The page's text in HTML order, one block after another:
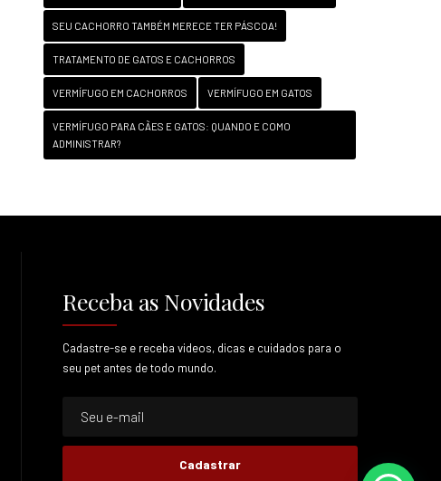
SEU CACHORRO TAMBÉM MERECE TER PÁSCOA!
TRATAMENTO DE GATOS E CACHORROS
VERMÍFUGO EM CACHORROS VERMÍFUGO EM GATOS
VERMÍFUGO PARA CÃES E GATOS: QUANDO E COMO
ADMINISTRAR?
Receba as Novidades
Cadastre-se e receba videos, dicas e cuidados para o
seu pet antes de todo mundo.